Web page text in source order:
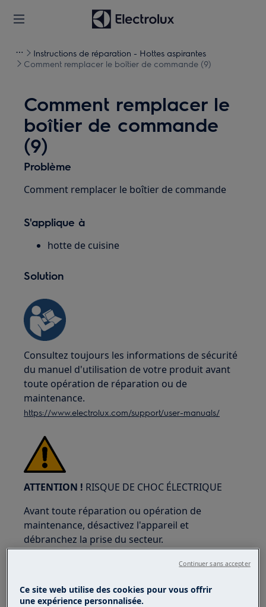
Instructions de réparation - Hottes aspirantes
Comment remplacer le boîtier de commande (9)
Comment remplacer le
boîtier de commande
(9)
Problème
Comment remplacer le boîtier de commande
S'applique à
hotte de cuisine
Solution
Consultez toujours les informations de sécurité
du manuel d'utilisation de votre produit avant
toute opération de réparation ou de
maintenance.
https://www.electrolux.com/support/user-manuals/
ATTENTION ! RISQUE DE CHOC ÉLECTRIQUE
Avant toute réparation ou opération de
maintenance, désactivez l'appareil et
débranchez la prise du secteur.
Ce site web utilise des cookies pour vous offrir
une expérience personnalisée.
Continuer sans accepter